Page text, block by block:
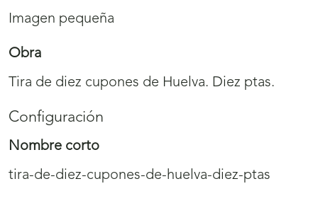
Imagen pequeña
Obra
Tira de diez cupones de Huelva. Diez ptas.
Configuración
Nombre corto
tira-de-diez-cupones-de-huelva-diez-ptas